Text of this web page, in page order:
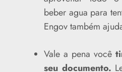
beber agua para
Engov também
Vale a pena você
seu documento.